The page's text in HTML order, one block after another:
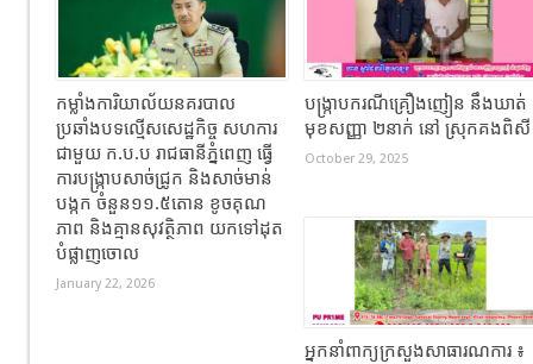
កម្លាំងការិយាល័យនគរបាល
ប្រឆាំងបទល្មើសសេដ្ឋកិច្ច សហការ
ជាមួយ ក.ប.ប រាជធានីភ្នំពេញ ធ្វើ
ការបង្ក្រាបសាច់ជ្រូក និងសាច់មាន់
បង្កក ចំនួន១១.៥តោន ខូចគុណ
ភាព និងគ្មានសុវត្ថិភាព យកទៅដុត
បំផ្លាញចោល
January 22, 2026
បង្ក្រាបករណីគ្រឿងញៀន នឹងឃាត់
មុខសញ្ញា ២នាក់ នៅ ស្រុកគងពិ
October 29, 2025
អ្នកនាំពាក្យក្រសួងសាធារណការ ៖